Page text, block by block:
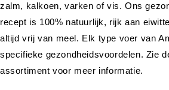
zalm, kalkoen, varken of vis. Ons
recept is 100% natuurlijk, rijk aan
altijd vrij van meel. Elk type voer van
specifieke gezondheidsvoordelen. Zie
assortiment voor meer informatie.